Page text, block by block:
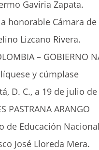
Gaviria Zapata.
honorable Cámara
Lizcano Rivera.
– GOBIERNO
y cúmplase
D. C., a 19 de julio de
PASTRANA ARANGO
de Educación
José Lloreda Mera.